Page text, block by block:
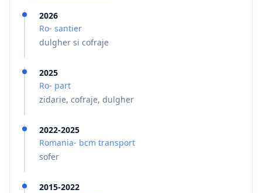
2026
Ro- santier
dulgher si cofraje
2025
Ro- part
zidarie, cofraje, dulgher
2022-2025
Romania- bcm transport
sofer
2015-2022